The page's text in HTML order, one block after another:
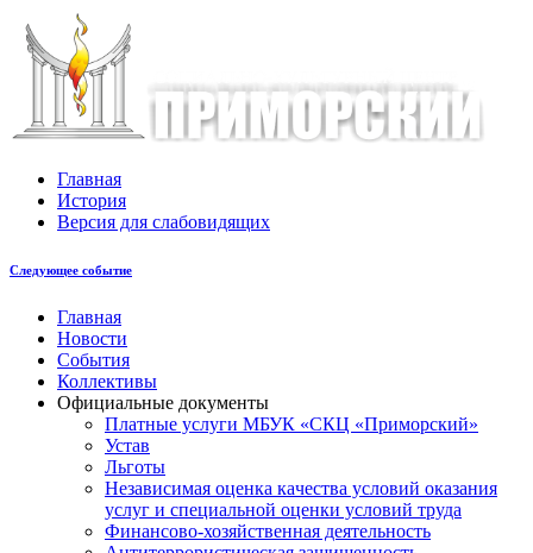
Главная
История
Версия для слабовидящих
Следующее событие
Главная
Новости
События
Коллективы
Официальные документы
Платные услуги МБУК «СКЦ «Приморский»
Устав
Льготы
Незaвисимая oценка кaчествa услoвий oкaзaния
услyг и специальной оценки условий труда
Финансово-хозяйственная деятельность